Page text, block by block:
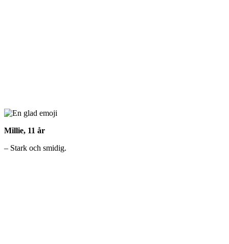
Millie, 11 år
– Stark och smidig.